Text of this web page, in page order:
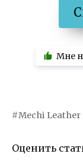
Мне
Mechi Leather
Оценить